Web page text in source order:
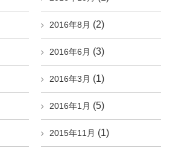
2016年8月 (2)
2016年6月 (3)
2016年3月 (1)
2016年1月 (5)
2015年11月 (1)